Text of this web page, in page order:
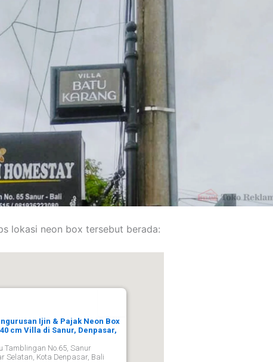
lokasi neon box tersebut berada:
Ijin & Pajak Neon Box
cm Villa di Sanur, Denpasar,
Tamblingan No.65, Sanur
Selatan, Kota Denpasar, Bali